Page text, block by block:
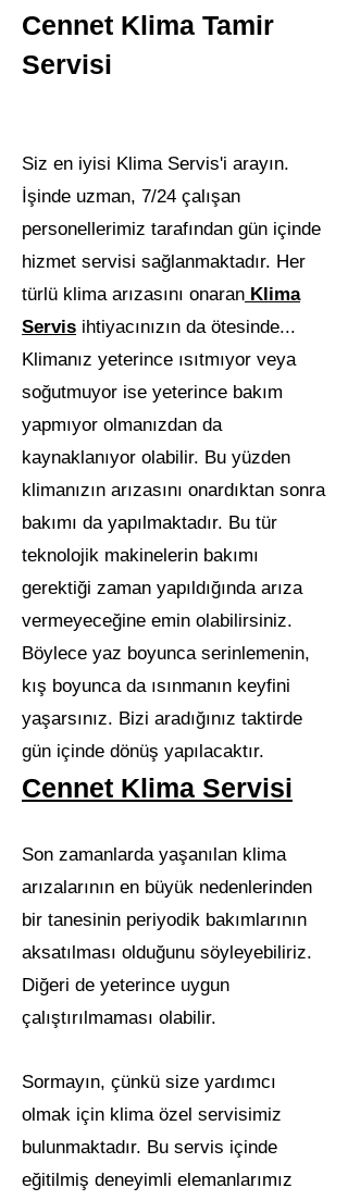
Cennet Klima Tamir
Servisi
Siz en iyisi Klima Servis'i arayın.
İşinde uzman, 7/24 çalışan
personellerimiz tarafından gün içinde
hizmet servisi sağlanmaktadır. Her
türlü klima arızasını onaran Klima
Servis ihtiyacınızın da ötesinde...
Klimanız yeterince ısıtmıyor veya
soğutmuyor ise yeterince bakım
yapmıyor olmanızdan da
kaynaklanıyor olabilir. Bu yüzden
klimanızın arızasını onardıktan sonra
bakımı da yapılmaktadır. Bu tür
teknolojik makinelerin bakımı
gerektiği zaman yapıldığında arıza
vermeyeceğine emin olabilirsiniz.
Böylece yaz boyunca serinlemenin,
kış boyunca da ısınmanın keyfini
yaşarsınız. Bizi aradığınız taktirde
gün içinde dönüş yapılacaktır.
Cennet Klima Servisi
Son zamanlarda yaşanılan klima
arızalarının en büyük nedenlerinden
bir tanesinin periyodik bakımlarının
aksatılması olduğunu söyleyebiliriz.
Diğeri de yeterince uygun
çalıştırılmaması olabilir.
Sormayın, çünkü size yardımcı
olmak için klima özel servisimiz
bulunmaktadır. Bu servis içinde
eğitilmiş deneyimli elemanlarımız